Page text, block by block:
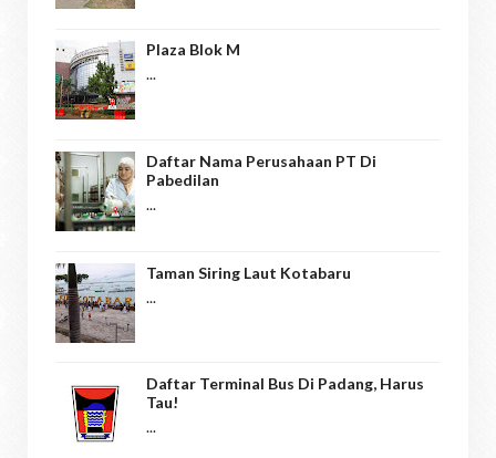
Plaza Blok M
...
Daftar Nama Perusahaan PT Di
Pabedilan
...
Taman Siring Laut Kotabaru
...
Daftar Terminal Bus Di Padang, Harus
Tau!
...